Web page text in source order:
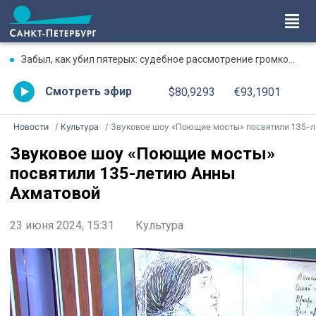
Забыл, как убил пятерых: судебное рассмотрение громкого дела о массовом убийстве в Липной Горке приостановлено
Смотреть эфир $80,9293 €93,1901
Новости Культура Звуковое шоу «Поющие мосты» посвятили 135-летию Анны Ахматовой
Звуковое шоу «Поющие мосты»
посвятили 135-летию Анны
Ахматовой
23 июня 2024, 15:31 Культура